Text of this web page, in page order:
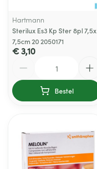
Hartmann
Sterilux Es3 Kp Ster 8pl 7,5x
7,5cm 20 2050171
€ 3,10
Bestel